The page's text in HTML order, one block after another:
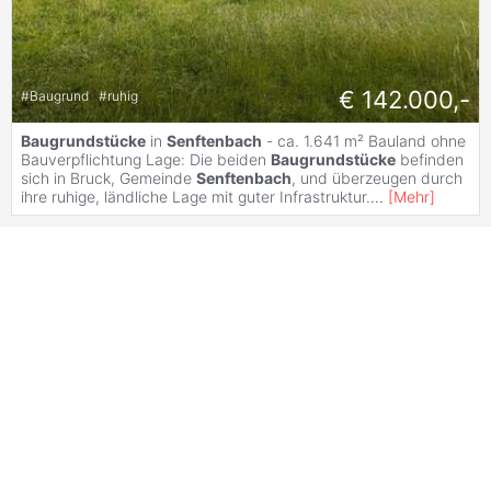
#Baugrund #ruhig € 142.000,-
Baugrundstücke in Senftenbach - ca. 1.641 m² Bauland ohne
Bauverpflichtung Lage: Die beiden Baugrundstücke befinden
sich in Bruck, Gemeinde Senftenbach, und überzeugen durch
ihre ruhige, ländliche Lage mit guter Infrastruktur.... [Mehr]